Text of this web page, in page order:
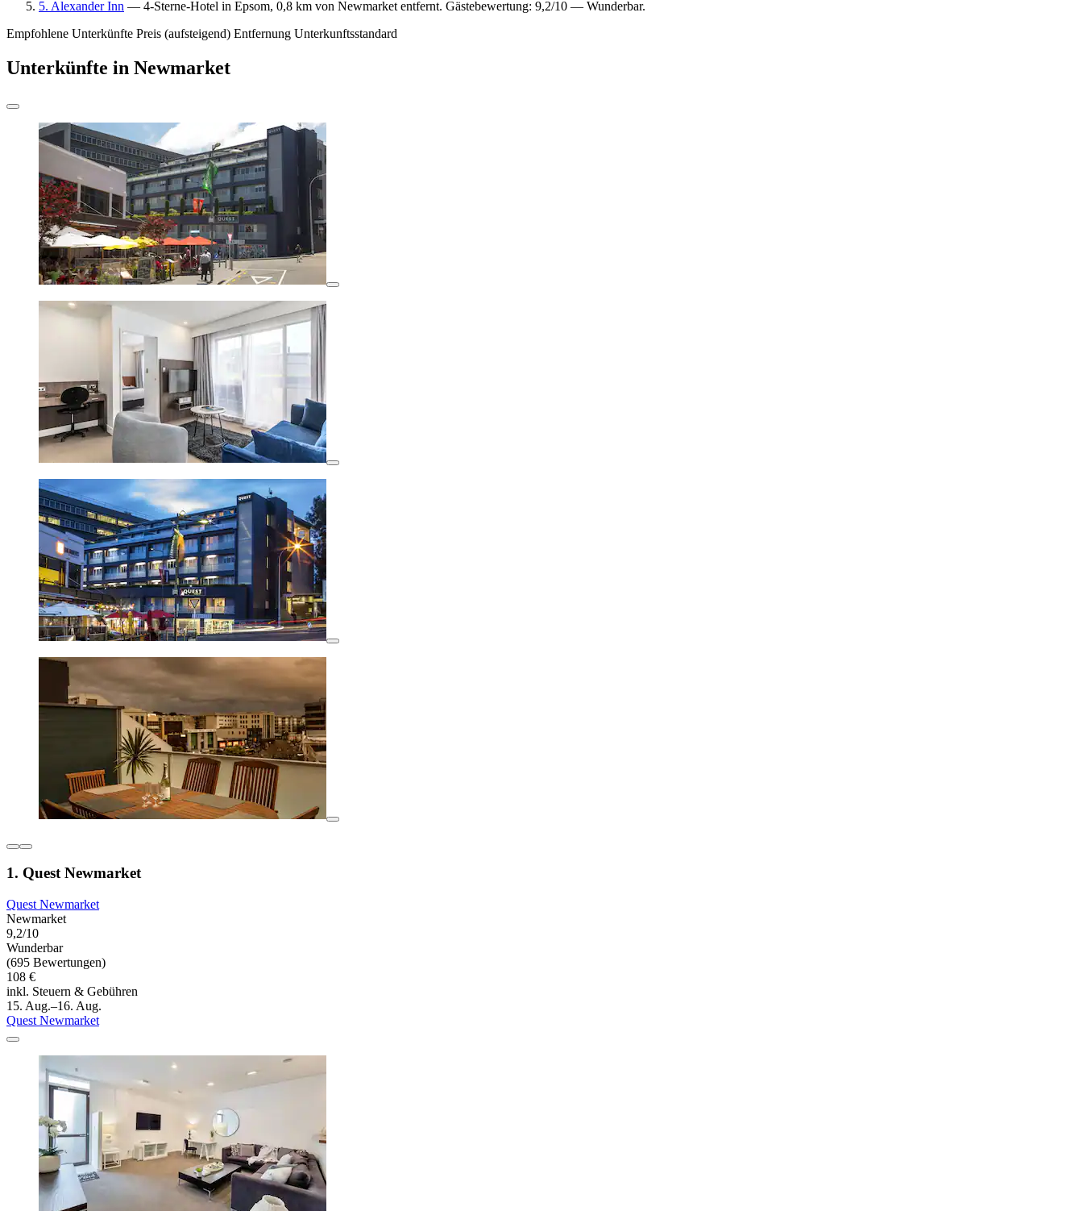
5. Alexander Inn — 4-Sterne-Hotel in Epsom, 0,8 km von Newmarket entfernt. Gästebewertung: 9,2/10 — Wunderbar.
Empfohlene Unterkünfte Preis (aufsteigend) Entfernung Unterkunftsstandard
Unterkünfte in Newmarket
1. Quest Newmarket
Quest Newmarket
Newmarket
9,2/10
Wunderbar
(695 Bewertungen)
108 €
inkl. Steuern & Gebühren
15. Aug.–16. Aug.
Quest Newmarket